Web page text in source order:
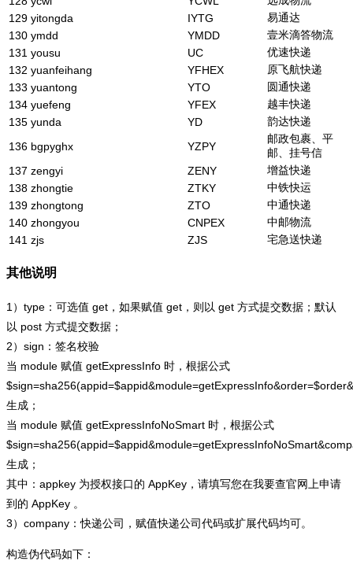
129 yitongda IYTG
易通达
130 ymdd YMDD
壹米滴答物流
131 yousu UC
优速快递
132 yuanfeihang YFHEX
原飞航快递
133 yuantong YTO
圆通快递
134 yuefeng YFEX
越丰快递
135 yunda YD
韵达快递
136 bgpyghx YZPY
邮政包裹、平
邮、挂号信
137 zengyi ZENY
增益快递
138 zhongtie ZTKY
中铁快运
139 zhongtong ZTO
中通快递
140 zhongyou CNPEX
中邮物流
141 zjs ZJS 宅急送快递
其他说明
1）type：可选值 get，如果赋值 get，则以 get 方式提交数据；默认
以 post 方式提交数据；
2）sign：签名校验
当 module 赋值 getExpressInfo 时，根据公式
生成；
当 module 赋值 getExpressInfoNoSmart 时，根据公式
生成；
其中：appkey 为授权接口的 AppKey，请填写您在我要查官网上申请
到的 AppKey 。
3）company：快递公司，赋值快递公司代码或扩展代码均可。
构造伪代码如下：